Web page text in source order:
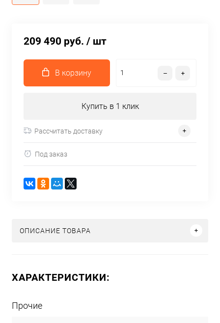
209 490 руб. / шт
В корзину
Купить в 1 клик
Рассчитать доставку
Под заказ
ОПИСАНИЕ ТОВАРА
ХАРАКТЕРИСТИКИ:
Прочие